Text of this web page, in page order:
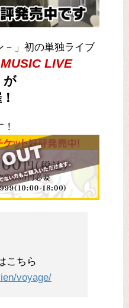
－」初の単独ライブ
LIVE
が
こちら
voyage/